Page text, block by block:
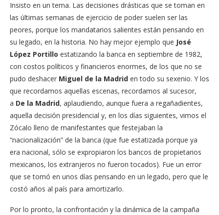
Insisto en un tema. Las decisiones drásticas que se toman en
las últimas semanas de ejercicio de poder suelen ser las
peores, porque los mandatarios salientes están pensando en
su legado, en la historia. No hay mejor ejemplo que José
López Portillo estatizando la banca en septiembre de 1982,
con costos políticos y financieros enormes, de los que no se
pudo deshacer Miguel de la Madrid en todo su sexenio. Y los
que recordamos aquellas escenas, recordamos al sucesor,
a De la Madrid, aplaudiendo, aunque fuera a regañadientes,
aquella decisión presidencial y, en los días siguientes, vimos el
Zócalo lleno de manifestantes que festejaban la
“nacionalización” de la banca (que fue estatizada porque ya
era nacional, sólo se expropiaron los bancos de propietarios
mexicanos, los extranjeros no fueron tocados). Fue un error
que se tomó en unos días pensando en un legado, pero que le
costó años al país para amortizarlo.
Por lo pronto, la confrontación y la dinámica de la campaña